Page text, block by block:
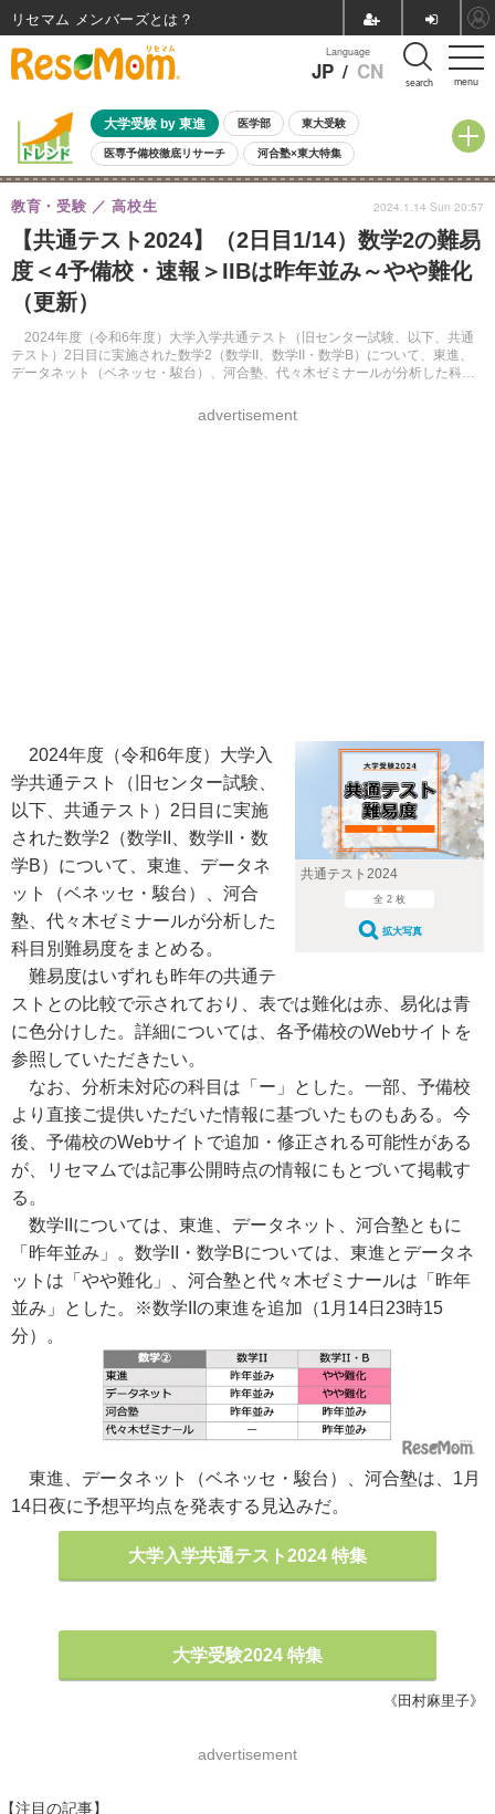
menu
Language
JP / CN search
大学受験 by 東進 医学部 東大受験
医専予備校徹底リサーチ 河合塾×東大特集
親子で考える大学選び 高校受験 中学受験 小学校受験
共通テスト 夏休み
8月開催イベント・WS 全国公立高校 過去問 人気記事
自由研究教材（小学生向け） 自由研究教材（中学生向け） ランキング
【共通テスト2024】（2日目1/14）数学2の難易
度＜4予備校・速報＞IIBは昨年並み～やや難化
（更新）
2024年度（令和6年度）大学入学共通テスト（旧センター試験、以下、共通
テスト）2日目に実施された数学2（数学II、数学II・数学B）について、東進、
データネット（ベネッセ・駿台）、河合塾、代々木ゼミナールが分析した科目
教育・受験 高校生
advertisement
2024.1.14 Sun 20:57
共通テスト2024
全 2 枚
拡大写真
2024年度（令和6年度）大学入
学共通テスト（旧センター試験、
以下、共通テスト）2日目に実施
された数学2（数学II、数学II・数
学B）について、東進、データネ
ット（ベネッセ・駿台）、河合
塾、代々木ゼミナールが分析した
科目別難易度をまとめる。
難易度はいずれも昨年の共通テ
ストとの比較で示されており、表では難化は赤、易化は青
に色分けした。詳細については、各予備校のWebサイトを
参照していただきたい。
なお、分析未対応の科目は「ー」とした。一部、予備校
より直接ご提供いただいた情報に基づいたものもある。今
後、予備校のWebサイトで追加・修正される可能性がある
が、リセマムでは記事公開時点の情報にもとづいて掲載す
る。
数学IIについては、東進、データネット、河合塾ともに
「昨年並み」。数学II・数学Bについては、東進とデータネ
ットは「やや難化」、河合塾と代々木ゼミナールは「昨年
並み」とした。
※数学IIの東進を追加（1月14日23時15
分）。
東進、データネット（ベネッセ・駿台）、河合塾は、1月
14日夜に予想平均点を発表する見込みだ。
大学入学共通テスト2024 特集
大学受験2024 特集
《田村麻里子》
advertisement
【注目の記事】
リセマム メンバーズ